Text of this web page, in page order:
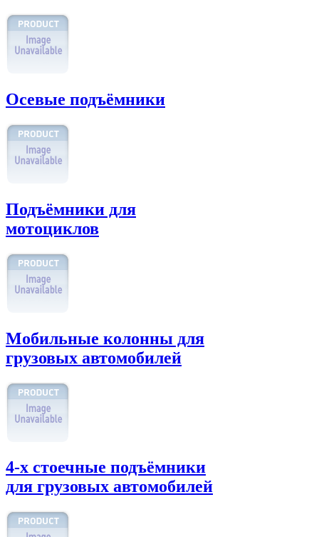
Осевые подъёмники
Подъёмники для
мотоциклов
Мобильные колонны для
грузовых автомобилей
4-х стоечные подъёмники
для грузовых автомобилей